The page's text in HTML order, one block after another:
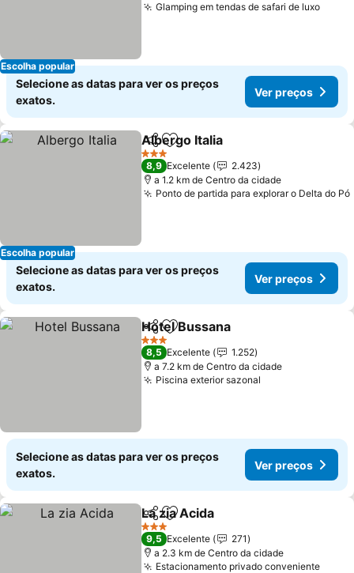
Escolha popular
Glamping em tendas de safari de luxo
Selecione as datas para ver os preços
exatos.
Ver preços
Escolha popular
PartilharAdicionar aos favoritos
Albergo Italia
3 Estrelas
8,9 Excelente
2.423
a 1.2 km de Centro da cidade
Ponto de partida para explorar o Delta do Pó
Selecione as datas para ver os preços
exatos.
Ver preços
PartilharAdicionar aos favoritos
Hotel Bussana
3 Estrelas
8,5 Excelente
1.252
a 7.2 km de Centro da cidade
Piscina exterior sazonal
Selecione as datas para ver os preços
exatos.
Ver preços
PartilharAdicionar aos favoritos
La zia Acida
3 Estrelas
9,5 Excelente
271
a 2.3 km de Centro da cidade
Estacionamento privado conveniente